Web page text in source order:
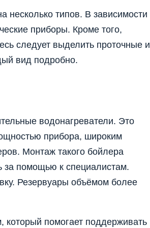
несколько типов. В зависимости
приборы. Кроме того,
следует выделить проточные и
вид подробно.
водонагреватели. Это
прибора, широким
Монтаж такого бойлера
за помощью к специалистам.
Резервуары объёмом более
помогает поддерживать